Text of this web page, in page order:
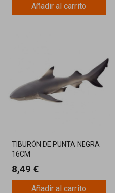
Añadir al carrito
TIBURÓN DE PUNTA NEGRA
16CM
8,49 €
Añadir al carrito